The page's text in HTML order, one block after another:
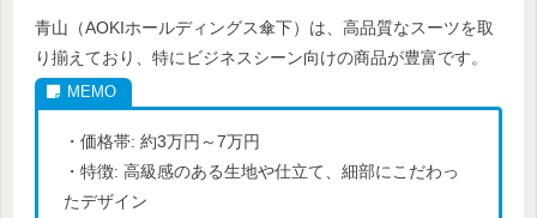
青山（AOKIホールディングス傘下）は、高品質なスーツを取
り揃えており、特にビジネスシーン向けの商品が豊富です。
・価格帯: 約3万円～7万円
・特徴: 高級感のある生地や仕立て、細部にこだわっ
たデザイン